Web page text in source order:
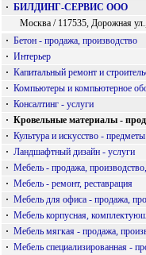
· БИЛДИНГ-СЕРВИС ООО
Москва / 117535, Дорожная
· Бетон - продажа, производство
· Интерьер
· Капитальный ремонт и
· Компьютеры и компьютерное
· Консалтинг - услуги
· Кровельные материалы -
· Культура и искусство - предметы
· Ландшафтный дизайн - услуги
· Мебель - продажа,
· Мебель - ремонт, реставрация
· Мебель для офиса - продажа,
· Мебель корпусная,
· Мебель мягкая - продажа,
· Мебель специализированная -